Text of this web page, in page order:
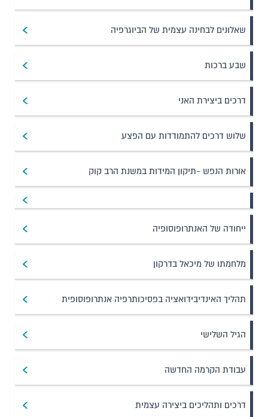
שאלונים לבחינה עצמית של הביוגרפיה
שבע ברכות
דרכים ביצירת האני
שלוש דרכים להתמודדות עם הפצע
אורות הנפש -תיקון המידות במשנת הרב קוק
ייחודה של האנתרופוסופיה
מלחמתו של מיכאל בדרקון
תהליך האינדיבידואציה בפסיכותרפיה אנתרופוסופית
הגיל השלישי
עבודת הקרמה החדשה
דרכים ותהליכים ביצירה עצמית